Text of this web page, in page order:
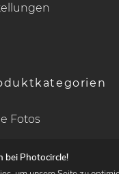
Fotos
bei Photocircle!